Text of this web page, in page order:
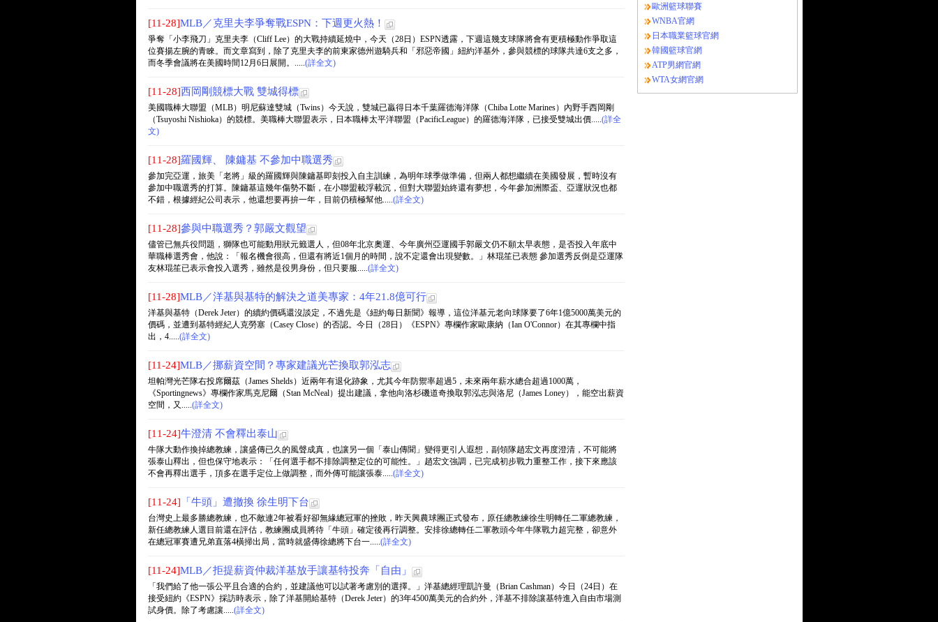
[11-28]MLB／克里夫李爭奪戰ESPN：下週更火熱！
爭奪「小李飛刀」克里夫李（Cliff Lee）的大戰持續延燒中，今天（28日）ESPN透露，下週這幾支球隊將會有更積極動作爭取這
位賽揚左腕的青睞。而文章寫到，除了克里夫李的前東家德州遊騎兵和「邪惡帝國」紐約洋基外，參與競標的球隊共達6支之多，
而冬季會議將在美國時間12月6日展開。.....(詳全文)
[11-28]西岡剛競標大戰 雙城得標
美國職棒大聯盟（MLB）明尼蘇達雙城（Twins）今天說，雙城已贏得日本千葉羅德海洋隊（Chiba Lotte Marines）內野手西岡剛
（Tsuyoshi Nishioka）的競標。美職棒大聯盟表示，日本職棒太平洋聯盟（PacificLeague）的羅德海洋隊，已接受雙城出價.....(詳全
文)
[11-28]羅國輝、 陳鏞基 不參加中職選秀
參加完亞運，旅美「老將」級的羅國輝與陳鏞基即刻投入自主訓練，為明年球季做準備，但兩人都想繼續在美國發展，暫時沒有
參加中職選秀的打算。陳鏞基這幾年傷勢不斷，在小聯盟載浮載沉，但對大聯盟始終還有夢想，今年參加洲際盃、亞運狀況也都
不錯，根據經紀公司表示，他還想要再拚一年，目前仍積極幫他.....(詳全文)
[11-28]參與中職選秀？郭嚴文觀望
儘管已無兵役問題，獅隊也可能動用狀元籤選人，但08年北京奧運、今年廣州亞運國手郭嚴文仍不願太早表態，是否投入年底中
華職棒選秀會，他說：「報名機會很高，但還有將近1個月的時間，說不定還會出現變數。」林琨笙已表態 參加選秀反倒是亞運隊
友林琨笙已表示會投入選秀，雖然是役男身份，但只要服.....(詳全文)
[11-28]MLB／洋基與基特的解決之道美專家：4年21.8億可行
洋基與基特（Derek Jeter）的續約價碼還沒談定，不過先是《紐約每日新聞》報導，這位洋基元老向球隊要了6年1億5000萬美元的
價碼，並遭到基特經紀人克勞塞（Casey Close）的否認。今日（28日）《ESPN》專欄作家歐康納（Ian O'Connor）在其專欄中指
出，4.....(詳全文)
[11-24]MLB／挪薪資空間？專家建議光芒換取郭泓志
坦帕灣光芒隊右投席爾茲（James Shelds）近兩年有退化跡象，尤其今年防禦率超過5，未來兩年薪水總合超過1000萬，
《Sportingnews》專欄作家馬克尼爾（Stan McNeal）提出建議，拿他向洛杉磯道奇換取郭泓志與洛尼（James Loney），能空出薪資
空間，又.....(詳全文)
[11-24]牛澄清 不會釋出泰山
牛隊大動作換掉總教練，讓盛傳已久的風聲成真，也讓另一個「泰山傳聞」變得更引人遐想，副領隊趙宏文再度澄清，不可能將
張泰山釋出，但也保守地表示：「任何選手都不排除調整定位的可能性。」趙宏文強調，已完成初步戰力重整工作，接下來應該
不會再釋出選手，頂多在選手定位上做調整，而外傳可能讓張泰.....(詳全文)
[11-24] 「牛頭」遭撤換 徐生明下台
台灣史上最多勝總教練，也不敵連2年被看好卻無緣總冠軍的挫敗，昨天興農球團正式發布，原任總教練徐生明轉任二軍總教練，
新任總教練人選目前還在評估，教練團成員將待「牛頭」確定後再行調整。安排徐總轉任二軍教頭今年牛隊戰力超完整，卻意外
在總冠軍賽遭兄弟直落4橫掃出局，當時就盛傳徐總將下台一.....(詳全文)
[11-24]MLB／拒提薪資仲裁洋基放手讓基特投奔「自由」
「我們給了他一張公平且合適的合約，並建議他可以試著考慮別的選擇。」洋基總經理凱許曼（Brian Cashman）今日（24日）在
接受紐約《ESPN》採訪時表示，除了洋基開給基特（Derek Jeter）的3年4500萬美元的合約外，洋基不排除讓基特進入自由市場測
試身價。除了考慮讓.....(詳全文)
歐洲籃球聯賽
WNBA官網
日本職業籃球官網
韓國籃球官網
ATP男網官網
WTA女網官網